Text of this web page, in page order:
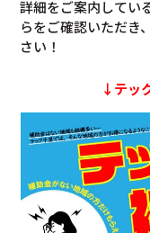
詳細をご案内してい
らをご確認いただき
さい！
↓テッ